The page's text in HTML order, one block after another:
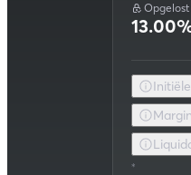
Opgelost
*